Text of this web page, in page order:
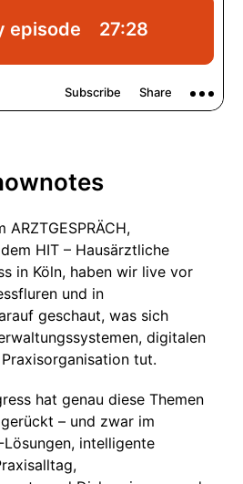
HIT – Hausärztliche
in Köln, haben wir live vor
und in
geschaut, was sich
digitalen
tut.
hat genau diese Themen
– und zwar im
Lösungen, intelligente